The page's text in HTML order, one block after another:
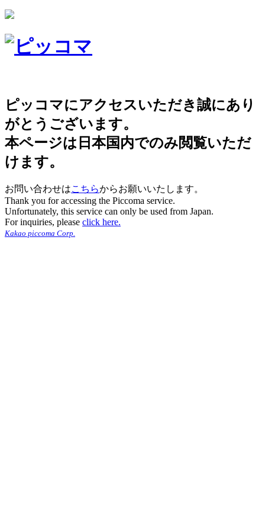
ピッコマにアクセスいただき誠にあり
がとうございます。
本ページは日本国内でのみ閲覧いただ
けます。
お問い合わせはこちらからお願いいたします。
Thank you for accessing the Piccoma service.
Unfortunately, this service can only be used from Japan.
For inquiries, please click here.
Kakao piccoma Corp.